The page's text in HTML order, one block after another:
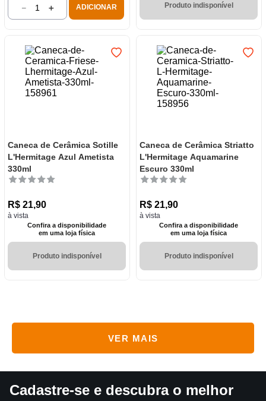
＋
－ ADICIONAR Produto indisponível
Caneca de Cerâmica Sotille
L'Hermitage Azul Ametista
330ml
R$ 21,90
à vista
Confira a disponibilidade
em uma loja física
Produto indisponível
Caneca de Cerâmica Striatto
L'Hermitage Aquamarine
Escuro 330ml
R$ 21,90
à vista
Confira a disponibilidade
em uma loja física
Produto indisponível
Cadastre-se e descubra o melhor